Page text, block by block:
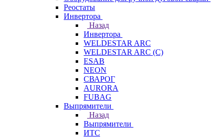
Реостаты
Инвертора
Назад
Инвертора
WELDESTAR ARC
WELDESTAR ARC (С)
ESAB
NEON
СВАРОГ
AURORA
FUBAG
Выпрямители
Назад
Выпрямители
ИТС